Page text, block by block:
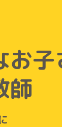
お子
師